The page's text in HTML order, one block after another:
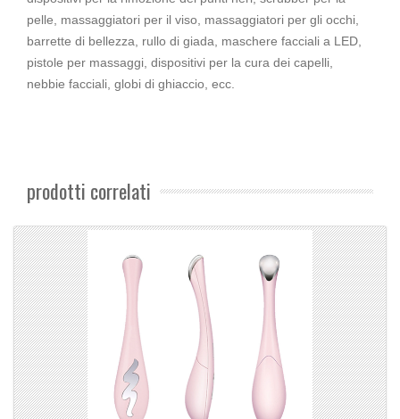
pelle, massaggiatori per il viso, massaggiatori per gli occhi,
barrette di bellezza, rullo di giada, maschere facciali a LED,
pistole per massaggi, dispositivi per la cura dei capelli,
nebbie facciali, globi di ghiaccio, ecc.
prodotti correlati